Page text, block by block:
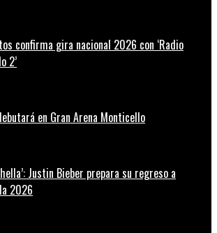
confirma gira nacional 2026 con ‘Radio
2’
en Gran Arena Monticello
Justin Bieber prepara su regreso a
2026